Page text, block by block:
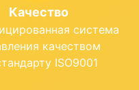
Качество
система
качеством
ISO9001